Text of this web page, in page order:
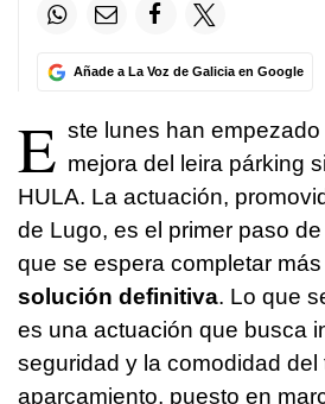
Añade a La Voz de Galicia en Google
E ste lunes han
mejora del leira párking
HULA. La actuación,
de Lugo, es el primer paso
que se espera completar
solución definitiva. Lo que
es una actuación que busca
seguridad y la comodidad del
aparcamiento, puesto en